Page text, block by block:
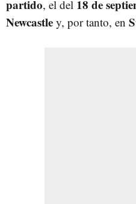
partido, el del 18 de
Newcastle y, por tanto, en